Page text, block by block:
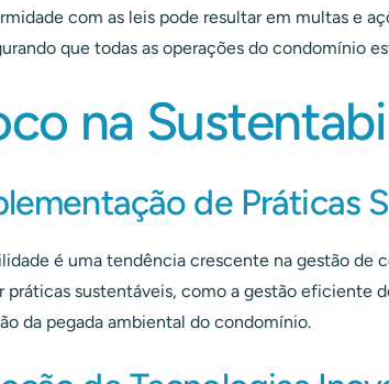
com as leis pode resultar em multas e
que todas as operações do condomínio
na
de Práticas
é uma tendência crescente na gestão de
práticas sustentáveis, como a gestão eficiente
da pegada ambiental do condomínio.